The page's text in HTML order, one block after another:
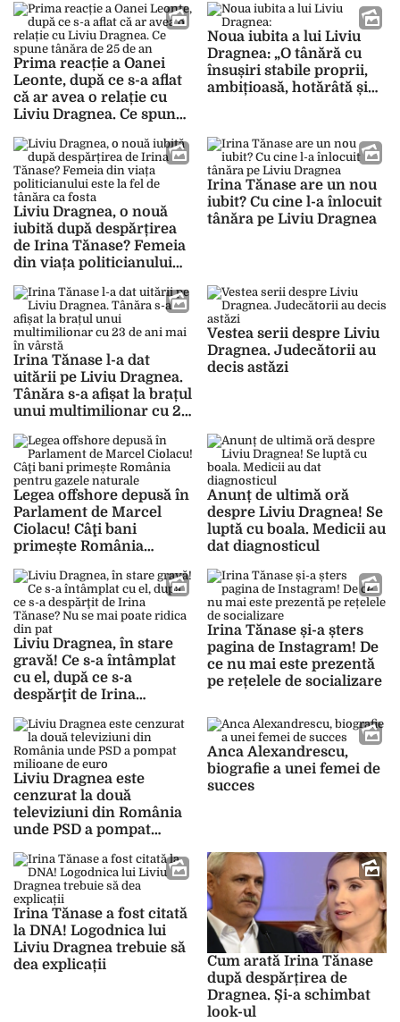
VIDEO
acum
Prima reacție a Oanei
Leonte, după ce s-a aflat
că ar avea o relație cu
Liviu Dragnea. Ce spune
Noua iubita a lui Liviu
Dragnea: „O tânără cu
însușiri stabile proprii,
ambițioasă, hotărâtă și
Liviu Dragnea, o nouă
iubită după despărțirea
de Irina Tănase? Femeia
din viața politicianului
fosta
Irina Tănase are un nou
iubit? Cu cine l-a înlocuit
tânăra pe Liviu Dragnea
Irina Tănase l-a dat
uitării pe Liviu Dragnea.
Tânăra s-a afișat la brațul
unui multimilionar cu 23
Vestea serii despre Liviu
Dragnea. Judecătorii au
decis astăzi
Legea offshore depusă în
Parlament de Marcel
Ciolacu! Câţi bani
primește România
Anunț de ultimă oră
despre Liviu Dragnea! Se
luptă cu boala. Medicii au
dat diagnosticul
Liviu Dragnea, în stare
gravă! Ce s-a întâmplat
cu el, după ce s-a
despărţit de Irina
ridica din pat
Irina Tănase și-a șters
pagina de Instagram! De
ce nu mai este prezentă
pe rețelele de socializare
Liviu Dragnea este
cenzurat la două
televiziuni din România
unde PSD a pompat
Anca Alexandrescu,
biografie a unei femei de
succes
Irina Tănase a fost citată
la DNA! Logodnica lui
Liviu Dragnea trebuie să
dea explicații
Cum arată Irina Tănase
după despărțirea de
Dragnea. Și-a schimbat
look-ul